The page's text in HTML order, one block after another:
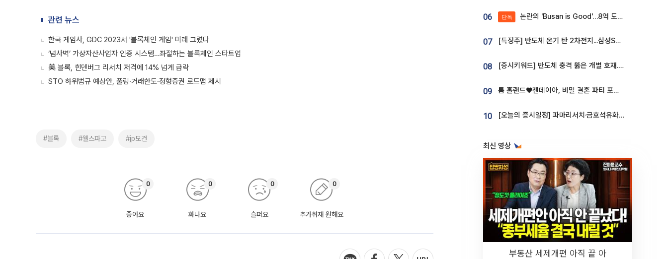
관련 뉴스
한국 게임사, GDC 2023서 '블록체인 게임' 미래 그렸다
‘넘사벽’ 가상자산사업자 인증 시스템…좌절하는 블록체인 스타트업
美 블록, 힌덴버그 리서치 저격에 14% 넘게 급락
STO 하위법규 예상안, 풀링·거래한도·정형증권 로드맵 제시
#블록 #웰스파고 #jp모건
좋아요
0
화나요
0
슬퍼요
0
추가취재 원해요
0
06 단독 논란의 'Busan is Good'…8억 도시브랜드, 용산 대통령실 CI 업체가 수행
07 [특징주] 반도체 온기 탄 2차전지...삼성SDI, 장 초반 7% 넘게 껑충
08 [증시키워드] 반도체 충격 뚫은 개별 호재...포스코퓨처엠·에코프로·한화솔루션 '눈길'
09 톰 홀랜드♥젠데이아, 비밀 결혼 파티 포착⋯호텔 대관비만 9억
10 [오늘의 증시일정] 파마리서치·금호석유화학·코오롱인더·상상인증권 등
최신 영상
부동산 세제개편 아직 끝 아